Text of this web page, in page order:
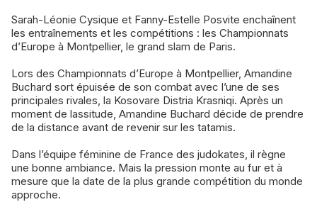
Sarah-Léonie Cysique et Fanny-Estelle Posvite enchaînent
les entraînements et les compétitions : les Championnats
d’Europe à Montpellier, le grand slam de Paris.
Lors des Championnats d’Europe à Montpellier, Amandine
Buchard sort épuisée de son combat avec l’une de ses
principales rivales, la Kosovare Distria Krasniqi. Après un
moment de lassitude, Amandine Buchard décide de prendre
de la distance avant de revenir sur les tatamis.
Dans l’équipe féminine de France des judokates, il règne
une bonne ambiance. Mais la pression monte au fur et à
mesure que la date de la plus grande compétition du monde
approche.